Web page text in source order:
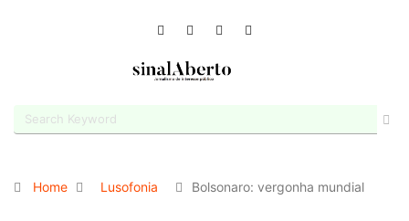
Home Lusofonia Bolsonaro: vergonha mundial